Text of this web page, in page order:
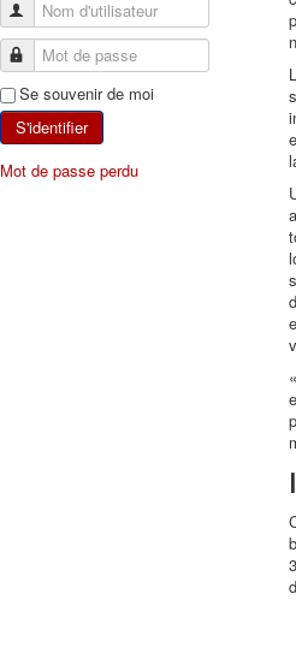
Se souvenir de moi
S'identifier
Mot de passe perdu